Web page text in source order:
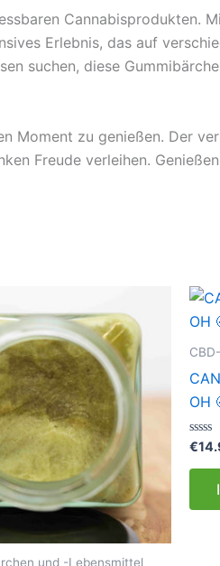
Cannabisprodukten.
Erlebnis, das auf
suchen, diese
Moment zu genießen. Der
Freude verleihen.
und -Lebensmittel
OH
0
€